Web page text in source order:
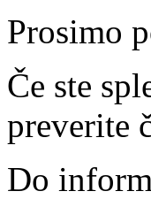
Prosimo
Če ste
preverite
Do